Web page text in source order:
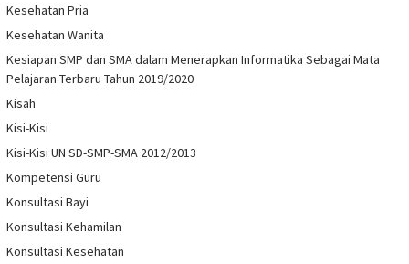
Kesehatan Pria
Kesehatan Wanita
Kesiapan SMP dan SMA dalam Menerapkan Informatika Sebagai Mata
Pelajaran Terbaru Tahun 2019/2020
Kisah
Kisi-Kisi
Kisi-Kisi UN SD-SMP-SMA 2012/2013
Kompetensi Guru
Konsultasi Bayi
Konsultasi Kehamilan
Konsultasi Kesehatan